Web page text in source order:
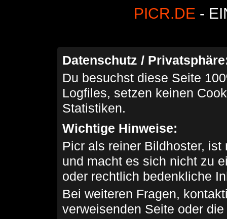
PICR.DE -
Datenschutz /
Du besuchst diese Seite
Logfiles, setzen keinen
Statistiken.
Wichtige Hinweise:
Picr als reiner Bildhoster,
und macht es sich nicht zu
oder rechtlich bedenkliche
Bei weiteren Fragen,
verweisenden Seite oder